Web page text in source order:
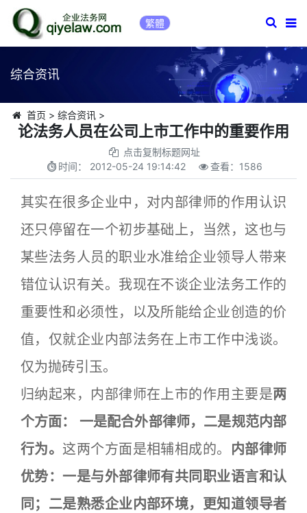
繁體
综合资讯
首页 > 综合资讯>
论法务人员在公司上市工作中的重要作用
点击复制标题网址
时间： 2012-05-24 19:14:42 查看： 1586
其实在很多企业中，对内部律师的作用认识
还只停留在一个初步基础上，当然，这也与
某些法务人员的职业水准给企业领导人带来
错位认识有关。我现在不谈企业法务工作的
重要性和必须性，以及所能给企业创造的价
值，仅就企业内部法务在上市工作中浅谈。
仅为抛砖引玉。
归纳起来，内部律师在上市的作用主要是两
个方面： 一是配合外部律师，二是规范内部
行为。 这两个方面是相辅相成的。 内部律师
优势：一是与外部律师有共同职业语言和认
同；二是熟悉企业内部环境，更知道领导者